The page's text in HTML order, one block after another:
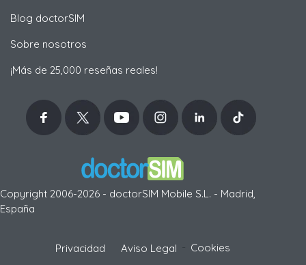
Blog doctorSIM
Sobre nosotros
¡Más de 25,000 reseñas reales!
Copyright 2006-2026 - doctorSIM Mobile S.L. - Madrid,
España
Privacidad Aviso Legal Cookies